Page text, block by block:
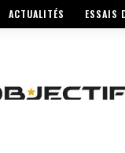
ACTUALITÉS ESSAIS